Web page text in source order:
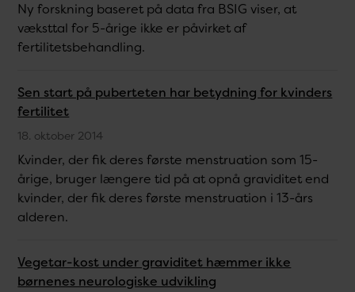
Ny forskning baseret på data fra BSIG viser, at
væksttal for 5-årige ikke er påvirket af
fertilitetsbehandling.
Sen start på puberteten har betydning for kvinders
fertilitet
18. oktober 2014
Kvinder, der fik deres første menstruation som 15-
årige, bruger længere tid på at opnå graviditet end
kvinder, der fik deres første menstruation i 13-års
alderen.
Vegetar-kost under graviditet hæmmer ikke
børnenes neurologiske udvikling